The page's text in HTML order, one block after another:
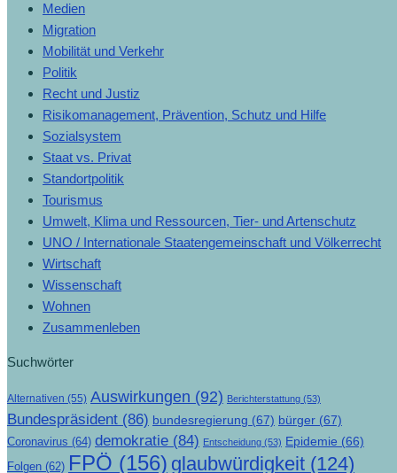
Medien
Migration
Mobilität und Verkehr
Politik
Recht und Justiz
Risikomanagement, Prävention, Schutz und Hilfe
Sozialsystem
Staat vs. Privat
Standortpolitik
Tourismus
Umwelt, Klima und Ressourcen, Tier- und Artenschutz
UNO / Internationale Staatengemeinschaft und Völkerrecht
Wirtschaft
Wissenschaft
Wohnen
Zusammenleben
Suchwörter
Alternativen (55) Auswirkungen (92) Berichterstattung (53)
Bundespräsident (86) bundesregierung (67) bürger (67)
Coronavirus (64) demokratie (84) Entscheidung (53) Epidemie (66)
Folgen (62) FPÖ (156) glaubwürdigkeit (124)